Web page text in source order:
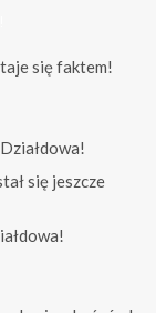
się faktem!
się jeszcze